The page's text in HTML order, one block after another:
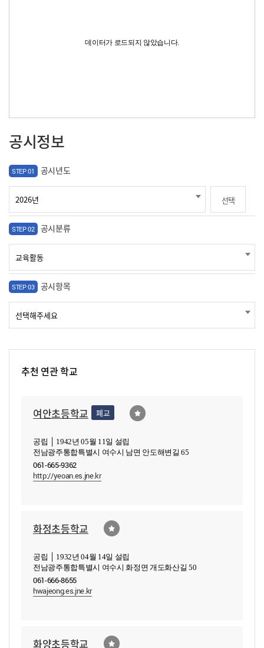
데이터가 로드되지 않았습니다.
공시정보
STEP 01 공시년도
선택
STEP 02 공시분류
STEP 03 공시항목
추천 연관 학교
여안초등학교 폐교
공립 │ 1942년 05월 11일 설립
전남광주통합특별시 여수시 남면 안도해변길 65
061-665-9362
http://yeoan.es.jne.kr
화정초등학교
공립 │ 1932년 04월 14일 설립
전남광주통합특별시 여수시 화정면 개도화산길 50
061-666-8655
hwajeong.es.jne.kr
화양초등학교